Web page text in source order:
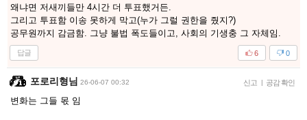
왜냐면 저새끼들만 4시간 더 투표했거든.
그리고 투표함 이송 못하게 막고(누가 그럴 권한을 줬지?)
공무원까지 감금함. 그냥 불법 폭도들이고, 사회의 기생충 그 자체임.
답글 0
6
포로리형님 26-06-07 00:32 신고 | 공감 확인
변화는 그들 몫 임